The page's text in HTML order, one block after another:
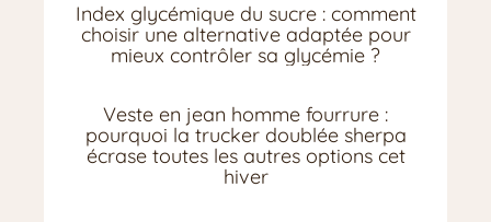
Index glycémique du sucre : comment
choisir une alternative adaptée pour
mieux contrôler sa glycémie ?
Veste en jean homme fourrure :
pourquoi la trucker doublée sherpa
écrase toutes les autres options cet
hiver